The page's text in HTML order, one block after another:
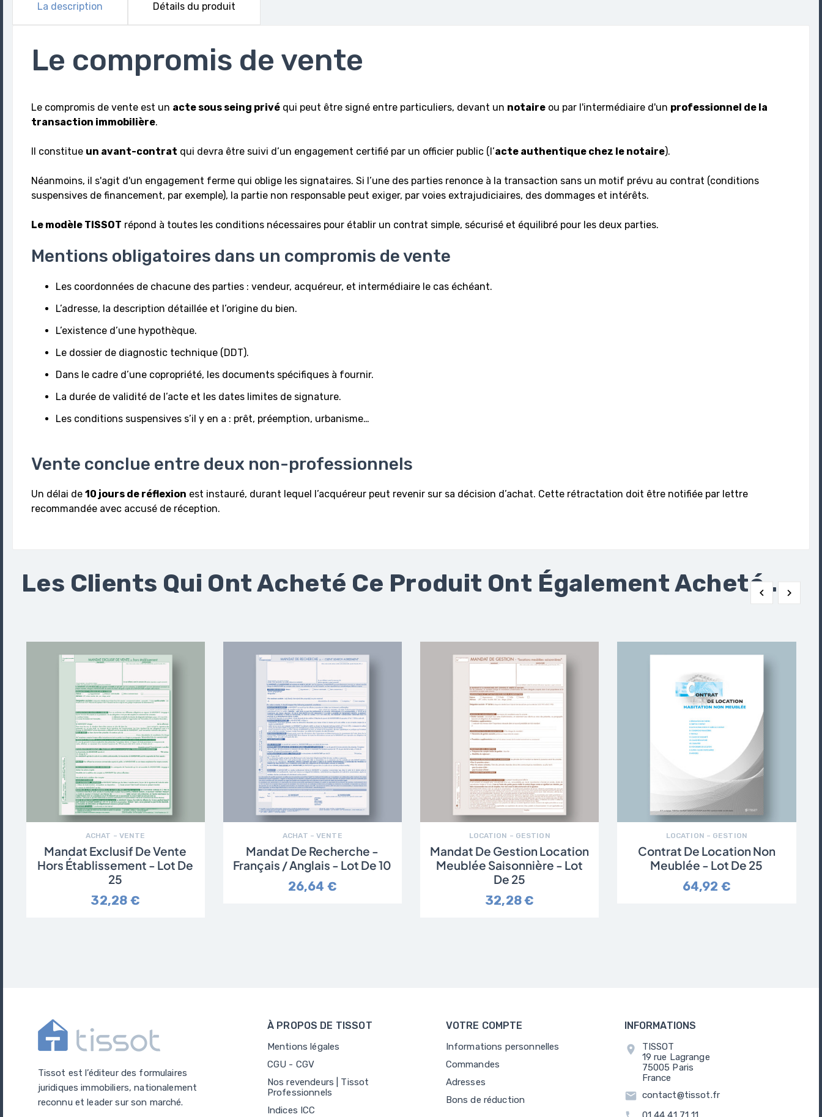
La description Détails du produit
Le compromis de vente
Le compromis de vente est un acte sous seing privé qui peut être signé entre particuliers, devant un notaire ou par l'intermédiaire d'un professionnel de la
transaction immobilière.
Il constitue un avant-contrat qui devra être suivi d’un engagement certifié par un officier public (l’acte authentique chez le notaire).
Néanmoins, il s'agit d'un engagement ferme qui oblige les signataires. Si l’une des parties renonce à la transaction sans un motif prévu au contrat (conditions
suspensives de financement, par exemple), la partie non responsable peut exiger, par voies extrajudiciaires, des dommages et intérêts.
Le modèle TISSOT répond à toutes les conditions nécessaires pour établir un contrat simple, sécurisé et équilibré pour les deux parties.
Mentions obligatoires dans un compromis de vente
Les coordonnées de chacune des parties : vendeur, acquéreur, et intermédiaire le cas échéant.
L’adresse, la description détaillée et l’origine du bien.
L’existence d’une hypothèque.
Le dossier de diagnostic technique (DDT).
Dans le cadre d’une copropriété, les documents spécifiques à fournir.
La durée de validité de l’acte et les dates limites de signature.
Les conditions suspensives s’il y en a : prêt, préemption, urbanisme…
Vente conclue entre deux non-professionnels
Un délai de 10 jours de réflexion est instauré, durant lequel l’acquéreur peut revenir sur sa décision d’achat. Cette rétractation doit être notifiée par lettre
recommandée avec accusé de réception.
Les Clients Qui Ont Acheté Ce Produit Ont Également Acheté...
 
ACHAT – VENTE
Mandat Exclusif De Vente
Hors Établissement - Lot De
25
32,28 €
ACHAT – VENTE
Mandat De Recherche -
Français / Anglais - Lot De 10
26,64 €
LOCATION – GESTION
Mandat De Gestion Location
Meublée Saisonnière - Lot
De 25
32,28 €
LOCATION – GESTION
Contrat De Location Non
Meublée - Lot De 25
64,92 €
Tissot est l’éditeur des formulaires
juridiques immobiliers, nationalement
reconnu et leader sur son marché.
À PROPOS DE TISSOT
Mentions légales
CGU - CGV
Nos revendeurs | Tissot
Professionnels
Indices ICC
VOTRE COMPTE
Informations personnelles
Commandes
Adresses
Bons de réduction
INFORMATIONS
location_on
TISSOT
19 rue Lagrange
75005 Paris
France
email contact@tissot.fr